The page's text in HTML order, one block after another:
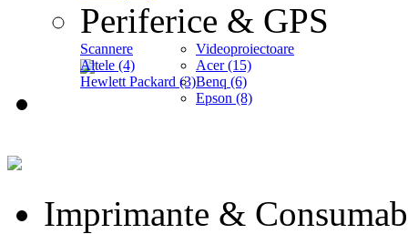
Periferice & GPS
Scannere
Altele (4)
Hewlett Packard (3)
Videoproiectoare
Acer (15)
Benq (6)
Epson (8)
Imprimante &